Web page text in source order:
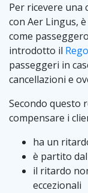
Per ricevere una
con Aer Lingus,
come
introdotto il
passeggeri in
cancellazioni e
Secondo questo
compensare i
ha un
è partito
il ritardo
eccezionali